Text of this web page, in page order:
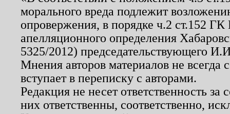
морального вреда подлежит
опровержения, в порядке ч.2 ст.152
апелляционного определения
5325/2012) председательствующего
Мнения авторов материалов не
вступает в переписку с авторами.
Редакция не несет ответственность
них ответственны, соответственно,